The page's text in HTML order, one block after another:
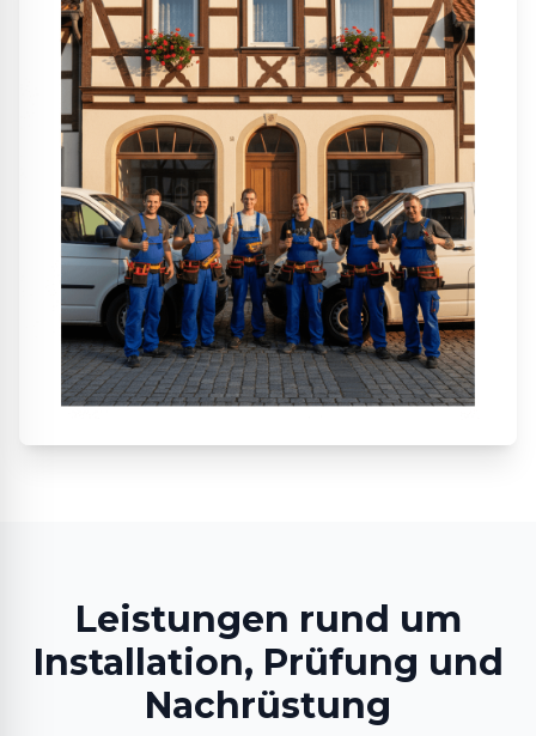
Leistungen rund um
Installation, Prüfung und
Nachrüstung